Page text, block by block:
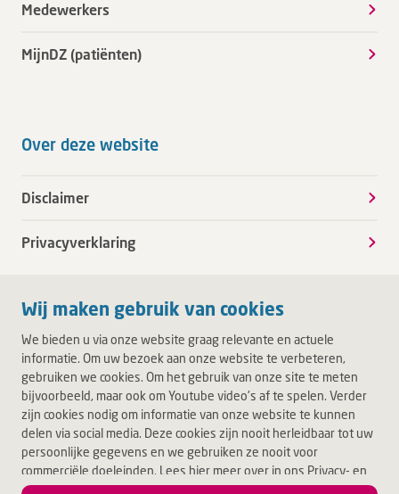
Wij maken gebruik van cookies
We bieden u via onze website graag relevante en actuele
informatie. Om uw bezoek aan onze website te verbeteren,
gebruiken we cookies. Om het gebruik van onze site te meten
bijvoorbeeld, maar ook om Youtube video's af te spelen. Verder
zijn cookies nodig om informatie van onze website te kunnen
delen via social media. Deze cookies zijn nooit herleidbaar tot uw
persoonlijke gegevens en we gebruiken ze nooit voor
commerciële doeleinden. Lees hier meer over in ons Privacy- en
Cookiebeleid. Door op Akkoord te klikken, accepteert u alle
Medewerkers
MijnDZ (patiënten)
Over deze website
Disclaimer
Privacyverklaring